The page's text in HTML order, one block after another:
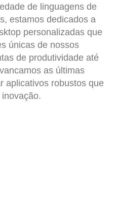
de linguagens de
estamos dedicados a
personalizadas que
únicas de nossos
de produtividade até
as últimas
aplicativos robustos que